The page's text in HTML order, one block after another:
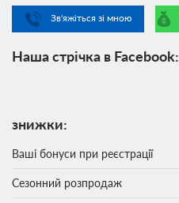
Зв'яжіться зі мною
Наша стрічка в Facebook:
знижки:
Ваші бонуси при реєстрації
Сезонний розпродаж